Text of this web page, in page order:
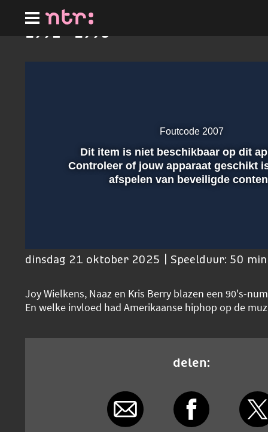
hoofdinhoud
1992 - 1993
Afspelen
Foutcode 2007
Dit item is niet beschikbaar op dit
Controleer of jouw apparaat geschikt
afspelen van beveiligde
dinsdag 21 oktober 2025 | Speelduur: 50
Joy Wielkens, Naaz en Kris Berry blazen een 90's-
En welke invloed had Amerikaanse hiphop op de
delen: